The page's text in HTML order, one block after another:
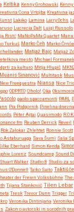
Keltika Kenny Grohowski
Cona Vrtojba Kreativna
Lakiko Lamina Larry Ochs
Lucrecia Dalt Luigi Russolo
Ristć MaNoPaMa Quartet
Turkuš Marko Čeh Marko
Matjaž Bajc Matjaž
mesto Michael Formanek
za kulturo Mitja Hlupič
Muanis Sinanović Multitask
New Freequestra Niansa Nice
ODPRTO Oholo! Oka
paolo spaccamonti PARL
Pia Podgornik Pinelina
Péter Ajtai Quasimodo R.O.K.
Reuben Derrick Reveil
Rok Zalokar Zhlehtet Ronnie Scott
Astaburuaga Sava Šumi Saša
Eberhard Simon Kenda
Lorenz Soundcamp Sound
Stuart Walker Studio 8 Studio za
O'Donnell Taiko Saito Taktišče
der Freien Volksbühne The
Tijana Stanković Tilen Lebar
Tresk Trevor Dunn Trigger
Veronika Dintinjana Veronika
Zakon o avtorski in sorodnih